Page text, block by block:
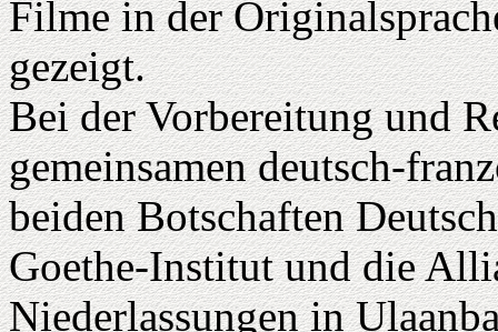
Filme in der
gezeigt.
Bei der Vorbereitung und
gemeinsamen deutsch-
beiden Botschaften
Goethe-Institut und die
Niederlassungen in